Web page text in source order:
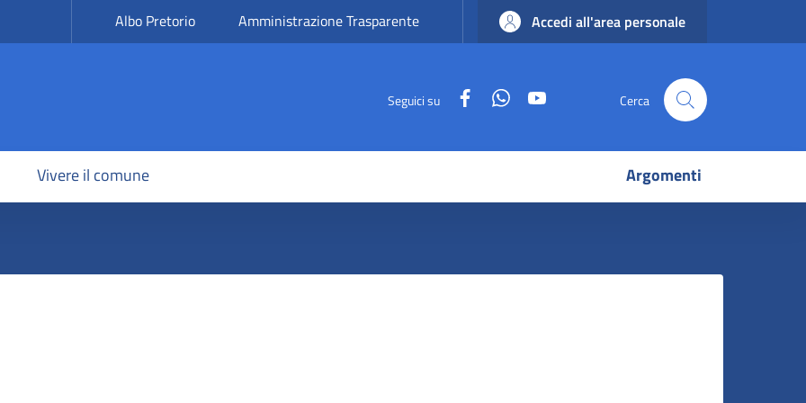
Albo Pretorio Amministrazione Trasparente Accedi all'area personale
Seguici su FacebookWhatsApp Cerca
Vivere il comune Argomenti